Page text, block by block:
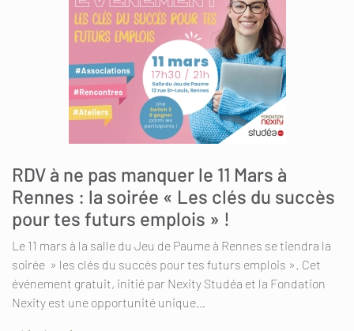
RDV à ne pas manquer le 11 Mars à
Rennes : la soirée « Les clés du succès
pour tes futurs emplois » !
Le 11 mars à la salle du Jeu de Paume à Rennes se tiendra la
soirée » les clés du succès pour tes futurs emplois ». Cet
événement gratuit, initié par Nexity Studéa et la Fondation
Nexity est une opportunité unique…